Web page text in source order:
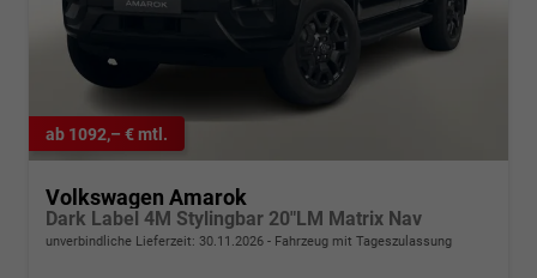
ab 1092,– € mtl.
Volkswagen Amarok
Dark Label 4M Stylingbar 20"LM Matrix Nav
unverbindliche Lieferzeit: 30.11.2026 Fahrzeug mit Tageszulassung